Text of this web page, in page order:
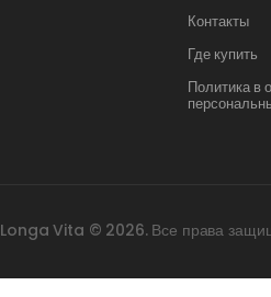
Контакты
Где купить
Политика в
Longa Vita © 2026. Все права